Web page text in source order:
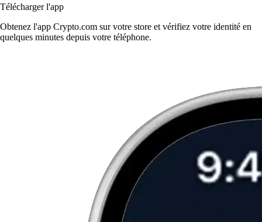
Télécharger l'app
Obtenez l'app Crypto.com sur votre store et vérifiez votre identité en
quelques minutes depuis votre téléphone.